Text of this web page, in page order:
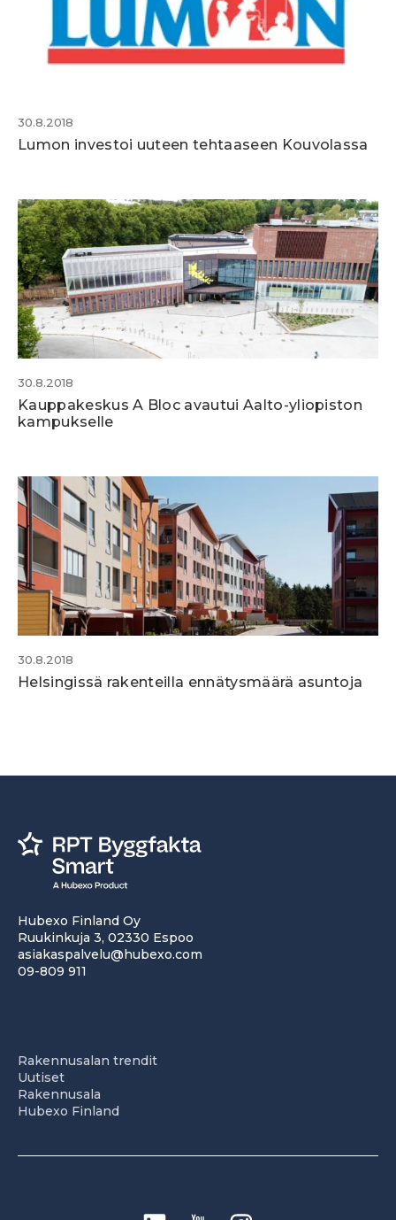
30.8.2018
Lumon investoi uuteen tehtaaseen Kouvolassa
30.8.2018
Kauppakeskus A Bloc avautui Aalto-yliopiston
kampukselle
30.8.2018
Helsingissä rakenteilla ennätysmäärä asuntoja
Hubexo Finland Oy
Ruukinkuja 3, 02330 Espoo
asiakaspalvelu@hubexo.com
09-809 911
Rakennusalan trendit
Uutiset
Rakennusala
Hubexo Finland